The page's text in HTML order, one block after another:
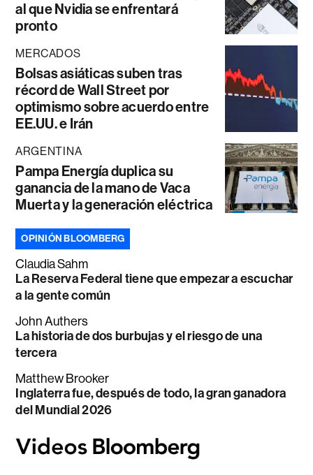
al que Nvidia se enfrentará
pronto
MERCADOS
Bolsas asiáticas suben tras
récord de Wall Street por
optimismo sobre acuerdo entre
EE.UU. e Irán
ARGENTINA
Pampa Energía duplica su
ganancia de la mano de Vaca
Muerta y la generación eléctrica
OPINIÓN BLOOMBERG
Claudia Sahm
La Reserva Federal tiene que empezar a escuchar
a la gente común
John Authers
La historia de dos burbujas y el riesgo de una
tercera
Matthew Brooker
Inglaterra fue, después de todo, la gran ganadora
del Mundial 2026